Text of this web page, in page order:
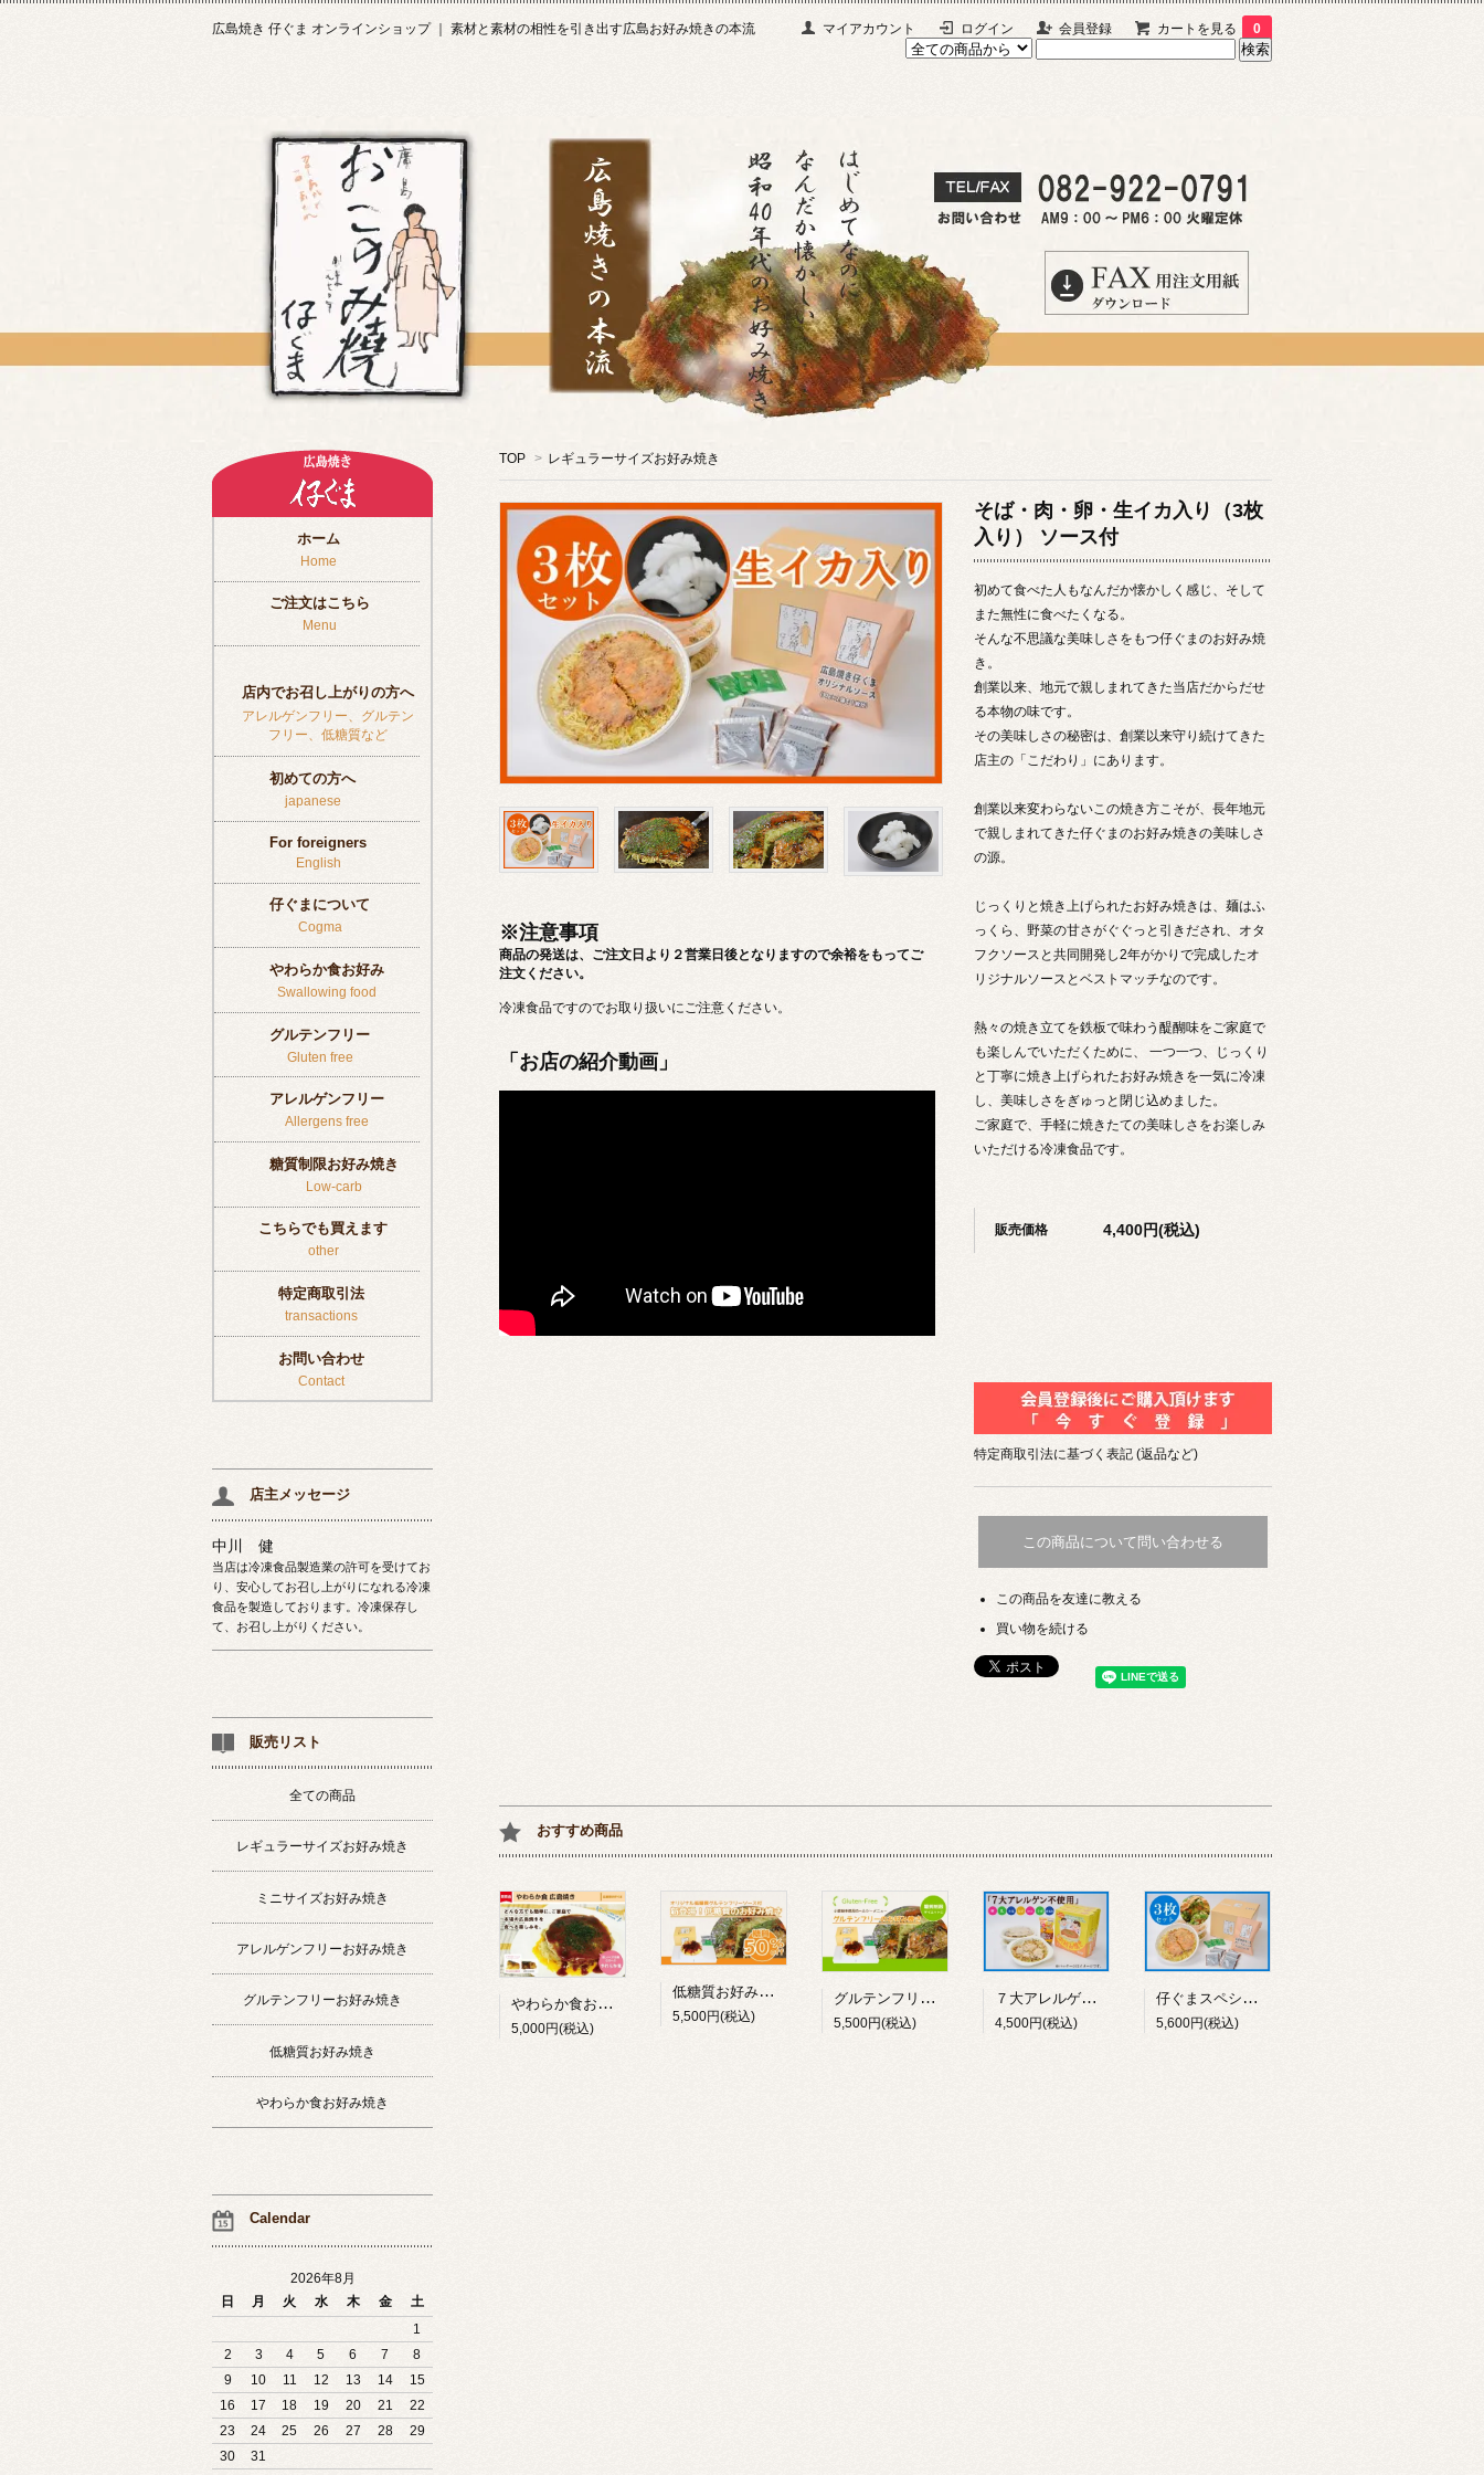
マイアカウント ログイン 会員登録 カートを見る 0
広島焼き 仔ぐま オンラインショップ ｜ 素材と素材の相性を引き出す広島お好み焼きの本流
TOP > レギュラーサイズお好み焼き
そば・肉・卵・生イカ入り（3枚
入り） ソース付
初めて食べた人もなんだか懐かしく感じ、そして
また無性に食べたくなる。
そんな不思議な美味しさをもつ仔ぐまのお好み焼
き。
創業以来、地元で親しまれてきた当店だからだせ
る本物の味です。
その美味しさの秘密は、創業以来守り続けてきた
店主の「こだわり」にあります。
創業以来変わらないこの焼き方こそが、長年地元
で親しまれてきた仔ぐまのお好み焼きの美味しさ
の源。
じっくりと焼き上げられたお好み焼きは、麺はふ
っくら、野菜の甘さがぐぐっと引きだされ、オタ
フクソースと共同開発し2年がかりで完成したオ
リジナルソースとベストマッチなのです。
熱々の焼き立てを鉄板で味わう醍醐味をご家庭で
も楽しんでいただくために、 一つ一つ、じっくり
と丁寧に焼き上げられたお好み焼きを一気に冷凍
し、美味しさをぎゅっと閉じ込めました。
ご家庭で、手軽に焼きたての美味しさをお楽しみ
いただける冷凍食品です。
販売価格 4,400円(税込)
※注意事項
商品の発送は、ご注文日より２営業日後となりますので余裕をもってご
注文ください。
冷凍食品ですのでお取り扱いにご注意ください。
「お店の紹介動画」
特定商取引法に基づく表記 (返品など)
この商品について問い合わせる
この商品を友達に教える
買い物を続ける
おすすめ商品
やわらか食お好み焼き 3枚入
5,000円(税込)
低糖質お好み焼き（3枚入り）
5,500円(税込)
グルテンフリーお好み焼き（3枚入り）
5,500円(税込)
７大アレルゲン不使用お好み焼き（ミニ3枚入り） ソース付
4,500円(税込)
仔ぐまスペシャル３枚セット
5,600円(税込)
ホーム
Home
ご注文はこちら
Menu
店内でお召し上がりの方へ
アレルゲンフリー、グルテン
フリー、低糖質など
初めての方へ
japanese
For foreigners
English
仔ぐまについて
Cogma
やわらか食お好み
Swallowing food
グルテンフリー
Gluten free
アレルゲンフリー
Allergens free
糖質制限お好み焼き
Low-carb
こちらでも買えます
other
特定商取引法
transactions
お問い合わせ
Contact
店主メッセージ
中川 健
当店は冷凍食品製造業の許可を受けてお
り、安心してお召し上がりになれる冷凍
食品を製造しております。冷凍保存し
て、お召し上がりください。
販売リスト
全ての商品
レギュラーサイズお好み焼き
ミニサイズお好み焼き
アレルゲンフリーお好み焼き
グルテンフリーお好み焼き
低糖質お好み焼き
やわらか食お好み焼き
Calendar
2026年8月
日
月 火 水 木 金
土
1
2
3 4 5 6 7
8
9
10 11 12 13 14
15
16
17 18 19 20 21
22
23
24 25 26 27 28
29
30
31